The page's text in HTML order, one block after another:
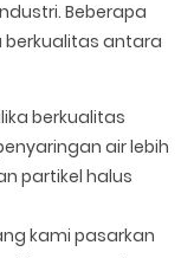
Beberapa
berkualitas antara
berkualitas
air lebih
partikel halus
kami pasarkan